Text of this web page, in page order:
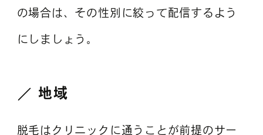
の場合は、その性別に絞って配信するよう
にしましょう。
地域
脱毛はクリニックに通うことが前提のサー